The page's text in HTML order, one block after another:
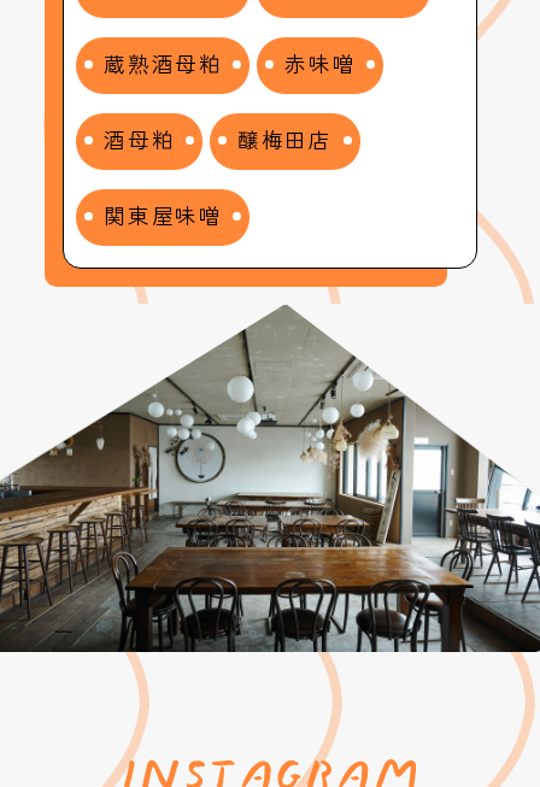
蔵熟酒母粕 赤味噌
酒母粕 醸梅田店
関東屋味噌